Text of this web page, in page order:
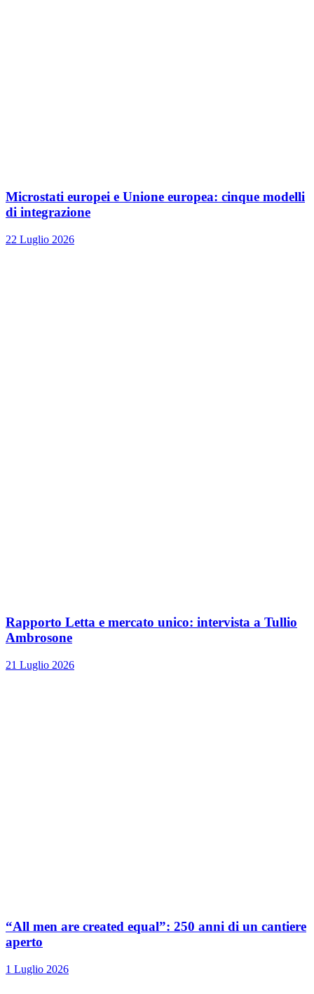
Microstati europei e Unione europea: cinque modelli
di integrazione
22 Luglio 2026
Rapporto Letta e mercato unico: intervista a Tullio
Ambrosone
21 Luglio 2026
“All men are created equal”: 250 anni di un cantiere
aperto
1 Luglio 2026